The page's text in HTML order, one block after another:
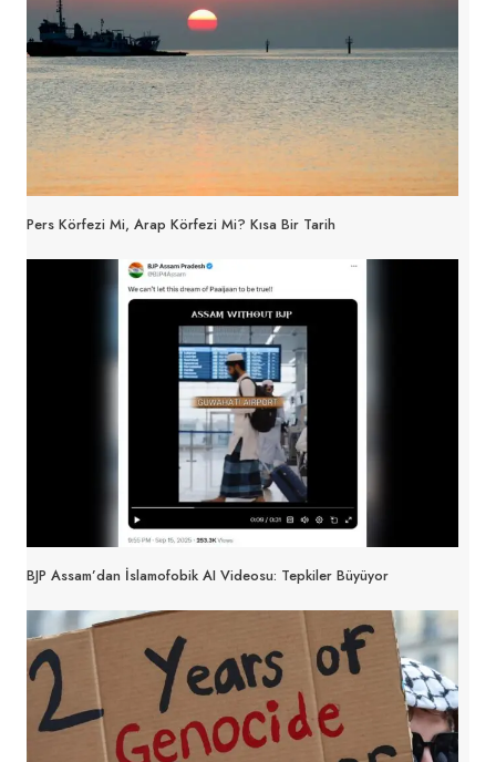
Pers Körfezi Mi, Arap Körfezi Mi? Kısa Bir Tarih
BJP Assam’dan İslamofobik AI Videosu: Tepkiler Büyüyor